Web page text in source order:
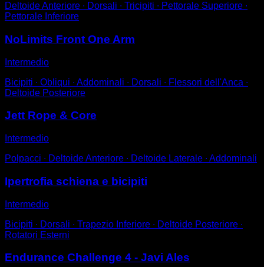
Deltoide Anteriore ∙ Dorsali ∙ Tricipiti ∙ Pettorale Superiore ∙
Pettorale Inferiore
NoLimits Front One Arm
Intermedio
Bicipiti ∙ Obliqui ∙ Addominali ∙ Dorsali ∙ Flessori dell'Anca ∙
Deltoide Posteriore
Jett Rope & Core
Intermedio
Polpacci ∙ Deltoide Anteriore ∙ Deltoide Laterale ∙ Addominali
Ipertrofia schiena e bicipiti
Intermedio
Bicipiti ∙ Dorsali ∙ Trapezio Inferiore ∙ Deltoide Posteriore ∙
Rotatori Esterni
Endurance Challenge 4 - Javi Ales